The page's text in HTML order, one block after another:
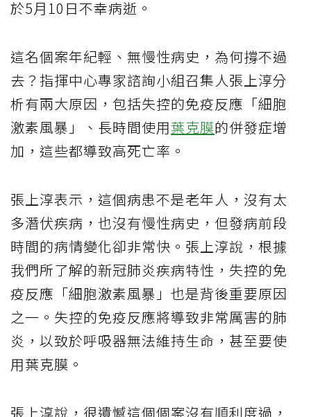
於5月10日不幸病逝。
這名個案年紀輕、無慢性病史，為何撐不過
去？指揮中心專家諮詢小組召集人張上淳分
析有兩大原因，包括失控的免疫反應「細胞
激素風暴」、長時間使用葉克膜的併發症增
加，這些都導致高死亡率。
張上淳表示，這個病患不是老年人，沒有太
多潛伏疾病，也沒有慢性病史，但發病前段
時間的病情變化卻非常快。張上淳說，根據
我們所了解的新冠肺炎疾病特性，失控的免
疫反應「細胞激素風暴」也是背後重要原因
之一。失控的免疫反應將導致非常厲害的肺
炎，以致於呼吸器無法維持生命，甚至要使
用葉克膜。
張上淳說，很遺憾這個個案沒有順利度過，